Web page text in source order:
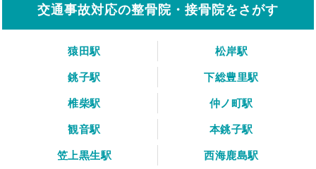
交通事故対応の整骨院・接骨院をさがす
猿田駅
松岸駅
銚子駅
下総豊里駅
椎柴駅
仲ノ町駅
観音駅
本銚子駅
笠上黒生駅
西海鹿島駅